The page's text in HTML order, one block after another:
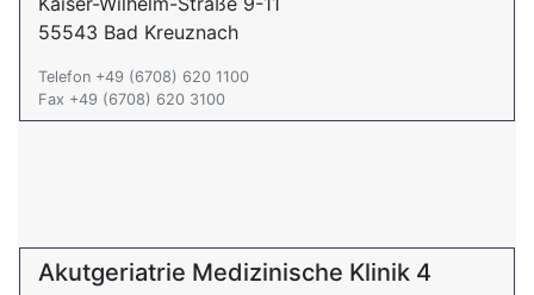
55543 Bad Kreuznach
Telefon +49 (6708) 620 1100
Fax +49 (6708) 620 3100
Akutgeriatrie Medizinische Klinik 4